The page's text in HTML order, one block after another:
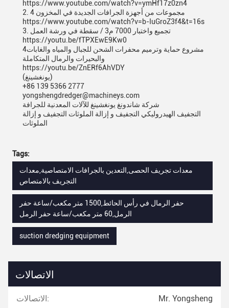
https://www.youtube.com/watch?v=ymHf17z0zn4
2. 4 مجموعات من أجهزة الجرافات الجديدة في المخزون
https://www.youtube.com/watch?v=b-IuGroZ3f4&t=16s
3. تجميع واختبار 7000 م3 / سقطة في ورشة العمل
https://youtu.be/fTPXEwE9Kw0
4مشروع حماية وترميم محفرات الشحن للجبال والمياه والغابات
والبحيرات والرمال المتكاملة
https://youtu.be/ZnERf6AhVDY
(يونغشينغ)
+86 139 5366 2777
yongshengdredger@machineys.com
شركة شاندونغ يونغشينغ للآلات المعدنية للجرافة
التجفيف الهيدروليكي التجفيف و إزالة الملوثات التجفيف و إزالة
الملوثات
Tags:
معدات تجريف الحصى,التعدين بالجرافات الامتصاصية,معدات
التجريف بالامتصاص
حفر الرمال في رأس الحائط,1500 متر مكعب/ساعة حفر
الرمل,60 متر مكعب/ساعة حفر الرمل
suction dredging equipment
الاتصالات
الاتصالات: Mr. Yongsheng